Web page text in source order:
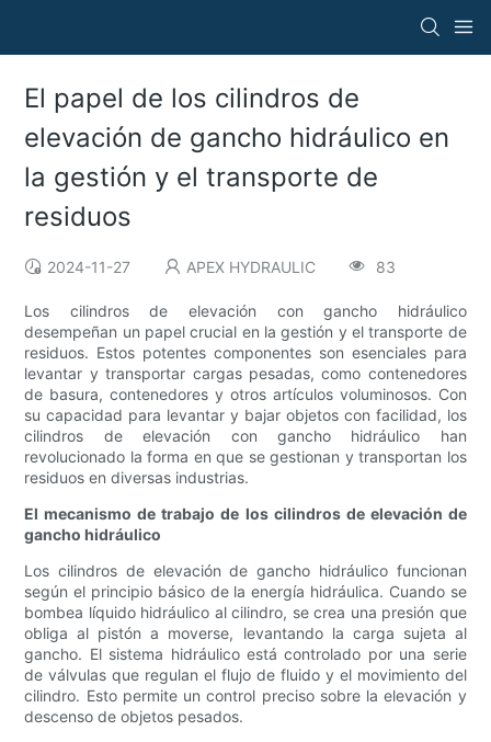
El papel de los cilindros de
elevación de gancho hidráulico en
la gestión y el transporte de
residuos
2024-11-27 APEX HYDRAULIC 83
Los cilindros de elevación con gancho hidráulico
desempeñan un papel crucial en la gestión y el transporte de
residuos. Estos potentes componentes son esenciales para
levantar y transportar cargas pesadas, como contenedores
de basura, contenedores y otros artículos voluminosos. Con
su capacidad para levantar y bajar objetos con facilidad, los
cilindros de elevación con gancho hidráulico han
revolucionado la forma en que se gestionan y transportan los
residuos en diversas industrias.
El mecanismo de trabajo de los cilindros de elevación de
gancho hidráulico
Los cilindros de elevación de gancho hidráulico funcionan
según el principio básico de la energía hidráulica. Cuando se
bombea líquido hidráulico al cilindro, se crea una presión que
obliga al pistón a moverse, levantando la carga sujeta al
gancho. El sistema hidráulico está controlado por una serie
de válvulas que regulan el flujo de fluido y el movimiento del
cilindro. Esto permite un control preciso sobre la elevación y
descenso de objetos pesados.